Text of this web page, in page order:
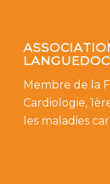
Membre de la
Cardiologie,
les maladies